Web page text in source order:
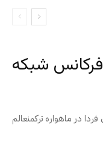
فرکانس شبکه